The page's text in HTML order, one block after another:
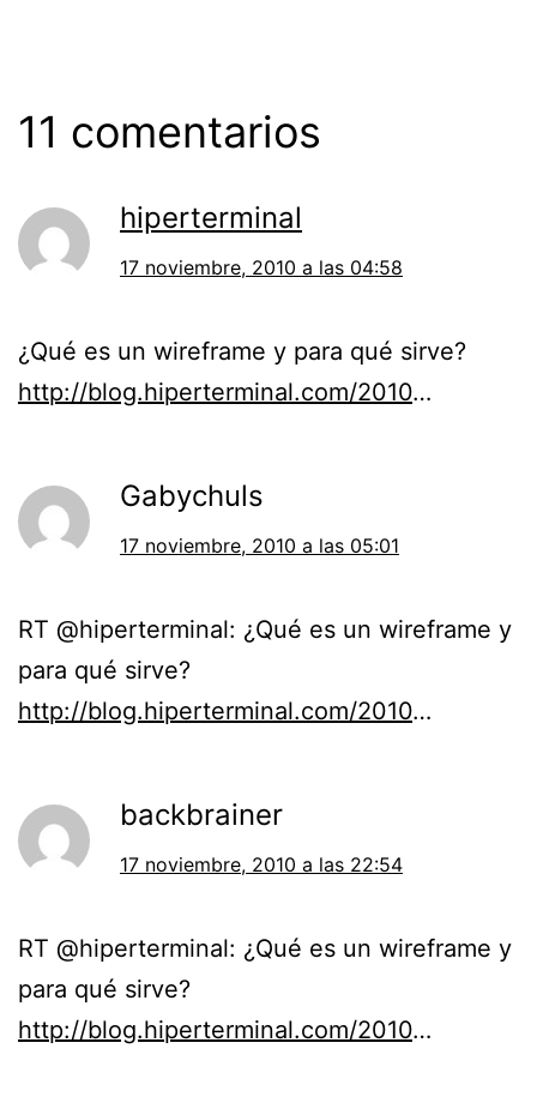
11 comentarios
hiperterminal
17 noviembre, 2010 a las 04:58
¿Qué es un wireframe y para qué sirve?
http://blog.hiperterminal.com/2010…
Gabychuls
17 noviembre, 2010 a las 05:01
RT @hiperterminal: ¿Qué es un wireframe y
para qué sirve?
http://blog.hiperterminal.com/2010…
backbrainer
17 noviembre, 2010 a las 22:54
RT @hiperterminal: ¿Qué es un wireframe y
para qué sirve?
http://blog.hiperterminal.com/2010…